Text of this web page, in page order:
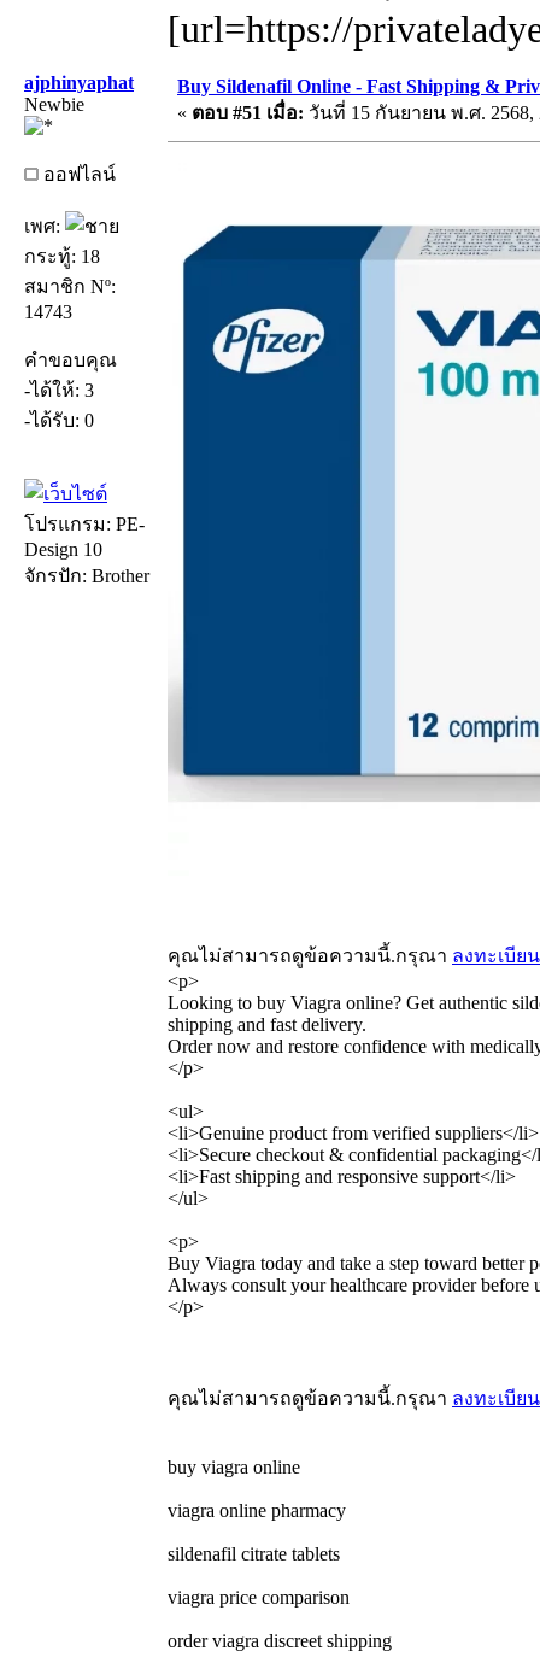
[url=https://
ajphinyaphat
Newbie
ออฟไลน์
เพศ:
กระทู้: 18
สมาชิก Nº:
14743
คำขอบคุณ
-ได้ให้: 3
-ได้รับ: 0
โปรแกรม: PE-
Design 10
จักรปัก: Brother
Buy Sildenafil Online - Fast Shipping &
« ตอบ #51 เมื่อ: วันที่ 15 กันยายน พ.ศ. 2568,
คุณไม่สามารถดูข้อความนี้.กรุณา ลงทะเบียน
<p>
Looking to buy Viagra online? Get authentic
shipping and fast delivery.
Order now and restore confidence with
</p>
<ul>
<li>Genuine product from verified suppliers</li>
<li>Secure checkout & confidential
<li>Fast shipping and responsive support</li>
</ul>
<p>
Buy Viagra today and take a step toward better
Always consult your healthcare provider before
</p>
คุณไม่สามารถดูข้อความนี้.กรุณา ลงทะเบียน
buy viagra online
viagra online pharmacy
sildenafil citrate tablets
viagra price comparison
order viagra discreet shipping